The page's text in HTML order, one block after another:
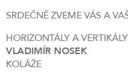
SRDEČNĚ ZVEME VÁS A
HORIZONTÁLY A VERTIKÁLY
VLADIMÍR NOSEK
KOLÁŽE